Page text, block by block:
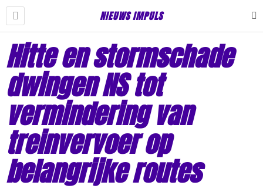
NIEUWS IMPULS
Hitte en stormschade
dwingen NS tot
vermindering van
treinvervoer op
belangrijke routes